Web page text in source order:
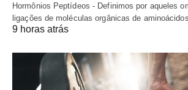
Hormônios Peptídeos - Definimos por aqueles
ligações de moléculas orgânicas de
9 horas atrás